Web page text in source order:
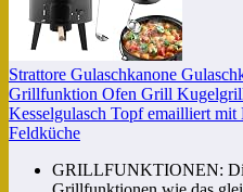
Strattore Gulaschkanone
Grillfunktion Ofen Grill
Kesselgulasch Topf emailliert
Feldküche
GRILLFUNKTIONEN: